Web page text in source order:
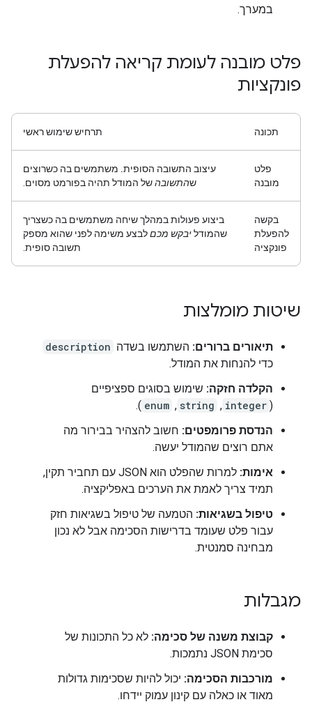
במערך.
פלט מובנה לעומת קריאה להפעלת
פונקציות
תכונה תרחיש שימוש ראשי
פלט
מובנה
עיצוב התשובה הסופית. משתמשים בה כשרוצים
שהתשובהשל המודל תהיה בפורמט מסוים.
בקשה
להפעלת
פונקציה
ביצוע פעולות במהלך שיחה משתמשים בה כשצריך
שהמודליבקש מכםלבצע משימה לפני שהוא מספק
תשובה סופית.
שיטות מומלצות
תיאורים ברורים: השתמשו בשדה description
כדי להנחות את המודל.
הקלדה חזקה: שימוש בסוגים ספציפיים
(
integer
, ‏
string
, ‏
enum
).
הנדסת פרומפטים: חשוב להצהיר בבירור מה
אתם רוצים שהמודל יעשה.
אימות:
למרות שהפלט הוא JSON עם תחביר תקין,
תמיד צריך לאמת את הערכים באפליקציה.
טיפול בשגיאות: הטמעה של טיפול בשגיאות חזק
עבור פלט שעומד בדרישות הסכימה אבל לא נכון
מבחינה סמנטית.
מגבלות
קבוצת משנה של סכימה: לא כל התכונות של
סכימת JSON נתמכות.
מורכבות הסכימה: יכול להיות שסכימות גדולות
מאוד או כאלה עם קינון עמוק יידחו.